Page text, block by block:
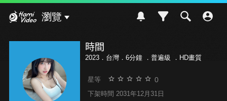
瀏覽
時間
2023．台灣．6分鐘 ． 普遍級 ．HD畫質
星等 0
下架時間 2031年12月31日